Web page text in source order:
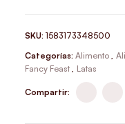
SKU:1583173348500
Categorías: Alimento
Fancy Feast
Latas
Compartir: